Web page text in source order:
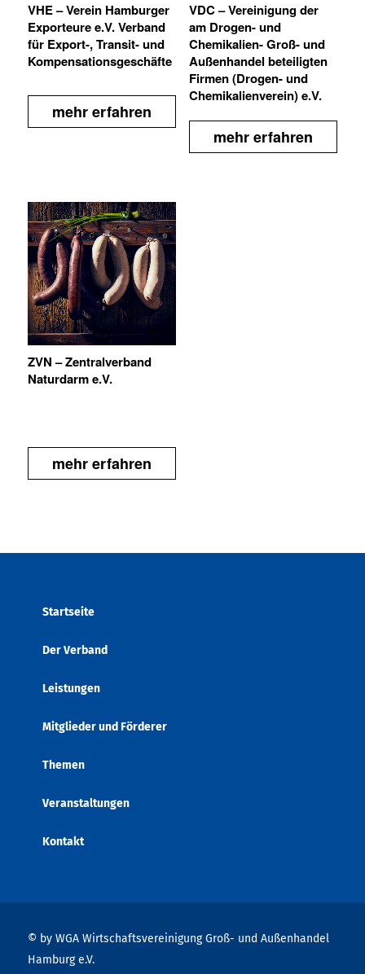
VHE – Verein Hamburger
Exporteure e.V. Verband
für Export-, Transit- und
Kompensationsgeschäfte
mehr erfahren
VDC – Vereinigung der
am Drogen- und
Chemikalien- Groß- und
Außenhandel beteiligten
Firmen (Drogen- und
Chemikalienverein) e.V.
mehr erfahren
ZVN – Zentralverband
Naturdarm e.V.
mehr erfahren
Startseite
Der Verband
Leistungen
Mitglieder und Förderer
Themen
Veranstaltungen
Kontakt
© by WGA Wirtschaftsvereinigung Groß- und Außenhandel
Hamburg e.V.